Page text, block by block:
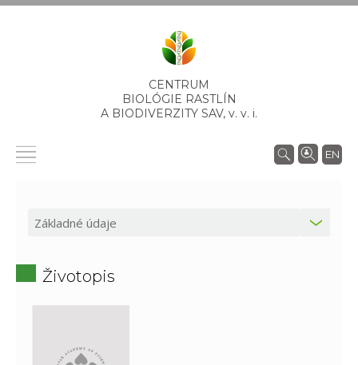
CENTRUM
BIOLÓGIE RASTLÍN
A BIODIVERZITY SAV, v. v. i.
EN
Životopis